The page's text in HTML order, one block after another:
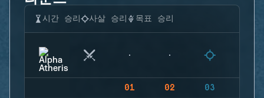
시간 승리 사살 승리 목표 승리
01 02 03